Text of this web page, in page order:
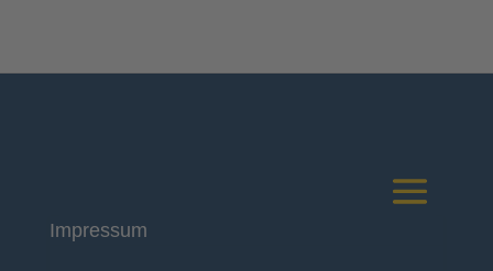
Impressum